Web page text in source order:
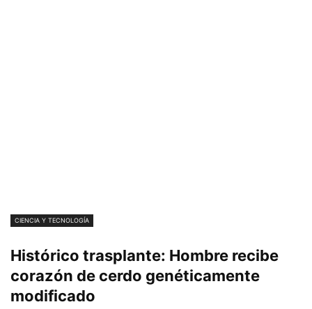
CIENCIA Y TECNOLOGÍA
Histórico trasplante: Hombre recibe
corazón de cerdo genéticamente
modificado